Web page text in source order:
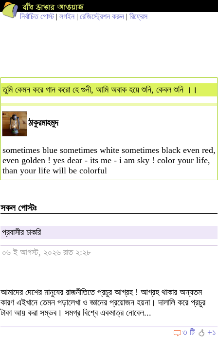
নির্বাচিত পোস্ট| লগইন | রেজিস্ট্রেশন করুন | রিফ্রেস
তুমি কেমন করে গান করো হে গুনী, আমি অবাক হয়ে শুনি, কেবল শুনি ।।
ঠাকুরমাহমুদ
sometimes blue sometimes white sometimes black even red,
even golden ! yes dear - its me - i am sky ! color your life,
than your life will be colorful
সকল পোস্টঃ
প্রবাসীর চাকরি
০৬ ই আগস্ট, ২০২৬ রাত ২:২৮
আমাদের দেশের মানুষের রাজনীতিতে প্রচুর আগ্রহ ! আগ্রহ থাকার অন্যতম
কারণ এইখানে তেমন পড়ালেখা ও জ্ঞানের প্রয়োজন হয়না। দালালি করে প্রচুর
টাকা আয় করা সম্ভব। সমগ্র বিশ্বে একমাত্র নোবেল...
৩ টি
+১